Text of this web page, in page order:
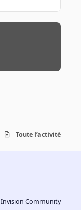
Toute l’activité
Invision Community